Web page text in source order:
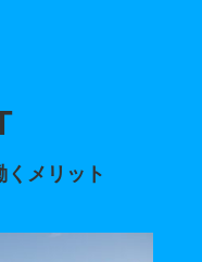
メリット